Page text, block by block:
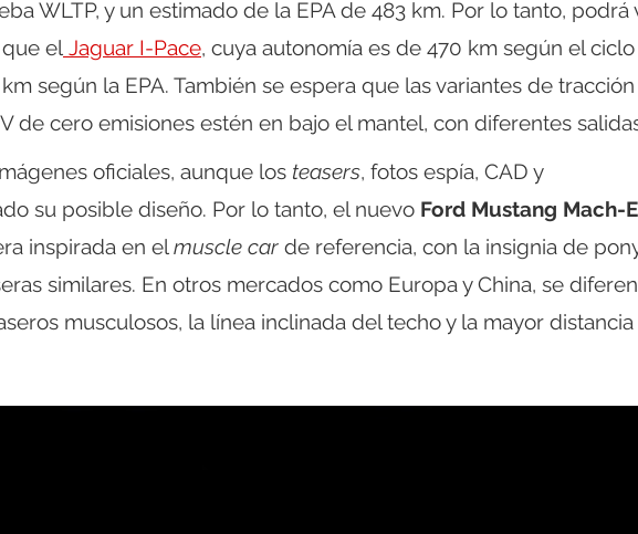
WLTP, y un estimado de la EPA de 483 km. Por lo tanto, podrá
el Jaguar I-Pace, cuya autonomía es de 470 km según el
según la EPA. También se espera que las variantes de tracción
de cero emisiones estén en bajo el mantel, con diferentes
oficiales, aunque los teasers, fotos espía, CAD y
su posible diseño. Por lo tanto, el nuevo Ford Mustang Mach-E
inspirada en elmuscle car de referencia, con la insignia de
similares. En otros mercados como Europa y China, se
musculosos, la línea inclinada del techo y la mayor distancia